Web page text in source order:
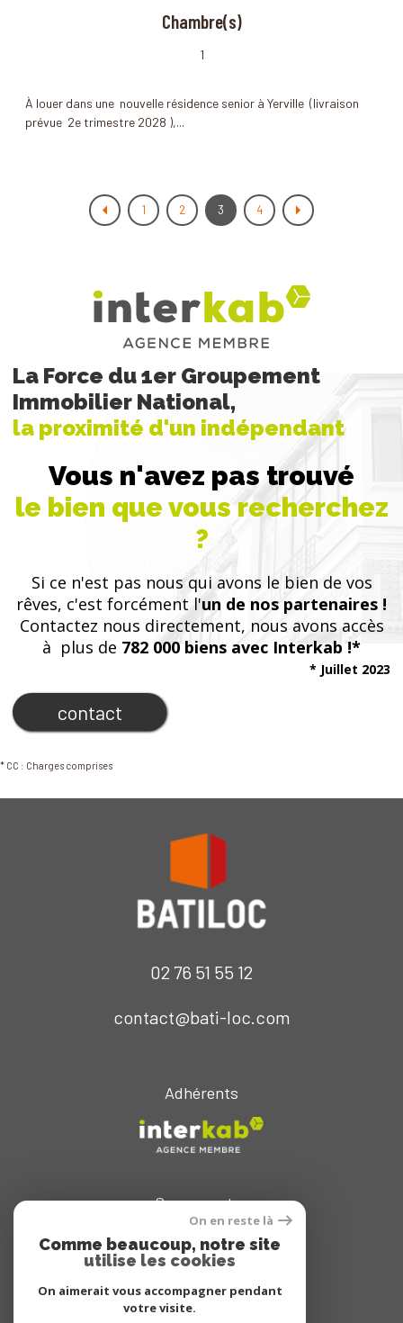
Chambre(s)
1
À louer dans une nouvelle résidence senior à Yerville (livraison
prévue 2e trimestre 2028 ),...
1 2 3 4
La Force du 1er Groupement
Immobilier National,
la proximité d'un indépendant
Vous n'avez pas trouvé
le bien que vous recherchez
?
Si ce n'est pas nous qui avons le bien de vos
rêves, c'est forcément l'un de nos partenaires !
Contactez nous directement, nous avons accès
à plus de 782 000 biens avec Interkab !*
contact
* Juillet 2023
* CC : Charges comprises
02 76 51 55 12
contact@bati-loc.com
Adhérents
Se connecter
espace propriétaire
On en reste là
Comme beaucoup, notre site
utilise les cookies
On aimerait vous accompagner pendant
votre visite.